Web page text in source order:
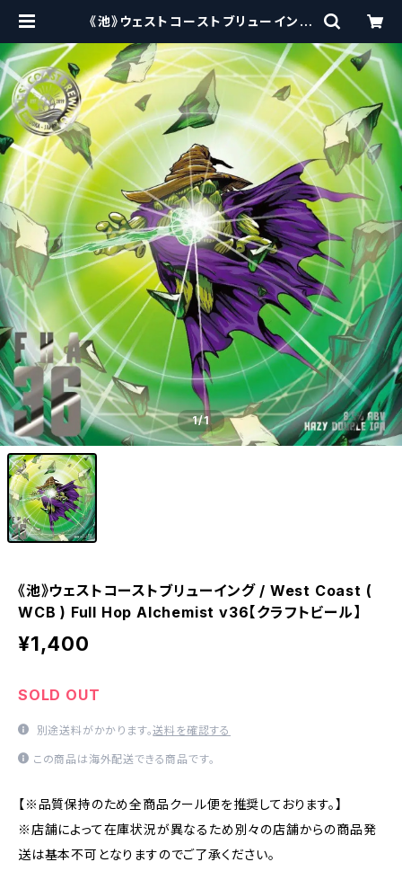
《池》ウェストコーストブリューイング
Alchemist v36【クラフトビール】 |
craftbeerscissors
1/1
《池》ウェストコーストブリューイング / West Coast (
WCB ) Full Hop Alchemist v36【クラフトビール】
¥1,400
SOLD OUT
別途送料がかかります。送料を確認する
この商品は海外配送できる商品です。
【※品質保持のため全商品クール便を推奨しております。】
※店舗によって在庫状況が異なるため別々の店舗からの商品発
送は基本不可となりますのでご了承ください。